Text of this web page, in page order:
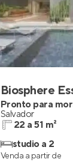
Biosphere
Pronto para
Salvador
22 a 51 m²
studio a 2
Venda a partir de